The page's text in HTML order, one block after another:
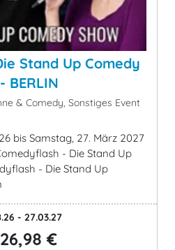
Stand Up Comedy
BERLIN
& Comedy, Sonstiges Event
bis Samstag, 27. März 2027
- Die Stand Up
- Die Stand Up
- 27.03.27
26,98 €